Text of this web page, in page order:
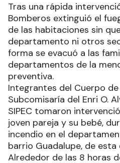
Tras una rápida
Bomberos extinguió el
de las habitaciones sin
departamento ni otros
forma se evacuó a las
departamentos de la
preventiva.
Integrantes del Cuerpo
Subcomisaría del Enri O.
SIPEC tomaron
joven pareja y su bebé,
incendio en el
barrio Guadalupe, de esta
Alrededor de las 8 horas